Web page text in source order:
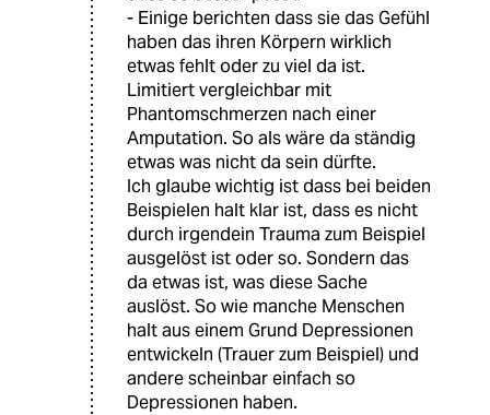
- Einige berichten dass sie das Gefühl
haben das ihren Körpern wirklich
etwas fehlt oder zu viel da ist.
Limitiert vergleichbar mit
Phantomschmerzen nach einer
Amputation. So als wäre da ständig
etwas was nicht da sein dürfte.
Ich glaube wichtig ist dass bei beiden
Beispielen halt klar ist, dass es nicht
durch irgendein Trauma zum Beispiel
ausgelöst ist oder so. Sondern das
da etwas ist, was diese Sache
auslöst. So wie manche Menschen
halt aus einem Grund Depressionen
entwickeln (Trauer zum Beispiel) und
andere scheinbar einfach so
Depressionen haben.